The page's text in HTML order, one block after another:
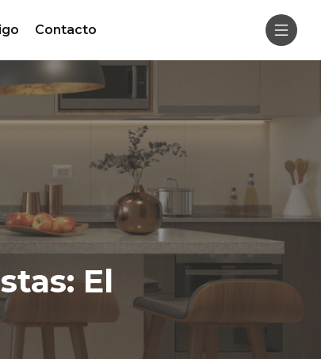
Contacto
El